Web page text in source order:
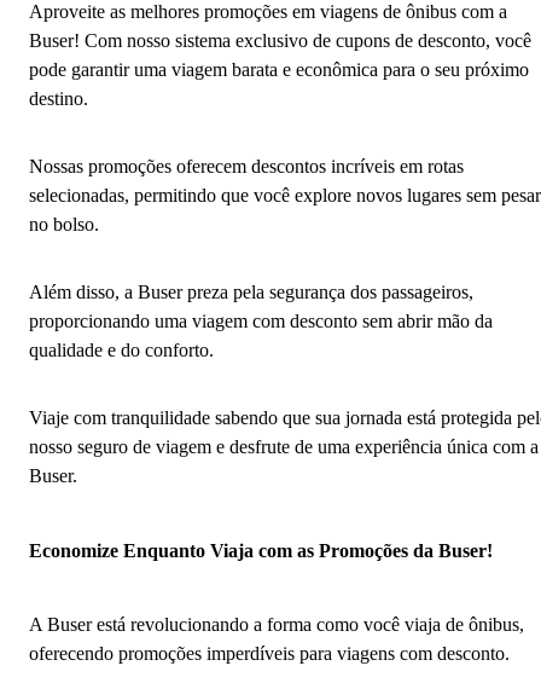
Aproveite as melhores promoções em viagens de ônibus com a
Buser! Com nosso sistema exclusivo de cupons de desconto, você
pode garantir uma viagem barata e econômica para o seu próximo
destino.
Nossas promoções oferecem descontos incríveis em rotas
selecionadas, permitindo que você explore novos lugares sem pesar
no bolso.
Além disso, a Buser preza pela segurança dos passageiros,
proporcionando uma viagem com desconto sem abrir mão da
qualidade e do conforto.
Viaje com tranquilidade sabendo que sua jornada está protegida
nosso seguro de viagem e desfrute de uma experiência única com a
Buser.
Economize Enquanto Viaja com as Promoções da Buser!
A Buser está revolucionando a forma como você viaja de ônibus,
oferecendo promoções imperdíveis para viagens com desconto.